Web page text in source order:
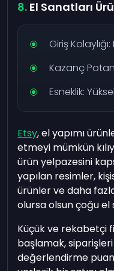
El Sanatları
Giriş
Kazanç
Esneklik:
Etsy, el yapımı
etmeyi mümkün
ürün yelpazesini
yapılan resimler,
ürünler ve daha
olursa olsun çoğu el
Küçük ve rekabetçi
başlamak,
değerlendirme